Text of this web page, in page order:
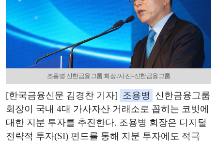
조용병 신한금융그룹 회장./사진=신한금융그룹
[한국금융신문 김경찬 기자] 조용병
신한금융그룹
회장이 국내 4대 가사자산 거래소로 꼽히는 코빗에
대한 지분 투자를 추진한다. 조용병 회장은 디지털
전략적 투자(SI) 펀드를 통해 지분 투자에도 적극